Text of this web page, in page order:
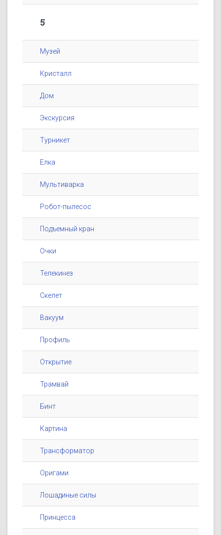
5
Музей
Кристалл
Дом
Экскурсия
Турникет
Елка
Мультиварка
Робот-пылесос
Подъемный кран
Очки
Телекинез
Скелет
Вакуум
Профиль
Открытие
Трамвай
Бинт
Картина
Трансформатор
Оригами
Лошадиные силы
Принцесса